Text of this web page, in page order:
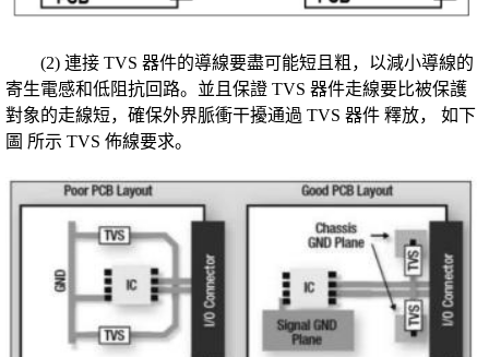
(2) 連接 TVS 器件的導線要盡可能短且粗，以減小導線的
寄生電感和低阻抗回路。並且保證 TVS 器件走線要比被保護
對象的走線短，確保外界脈衝干擾通過 TVS 器件 釋放， 如下
圖 所示 TVS 佈線要求。